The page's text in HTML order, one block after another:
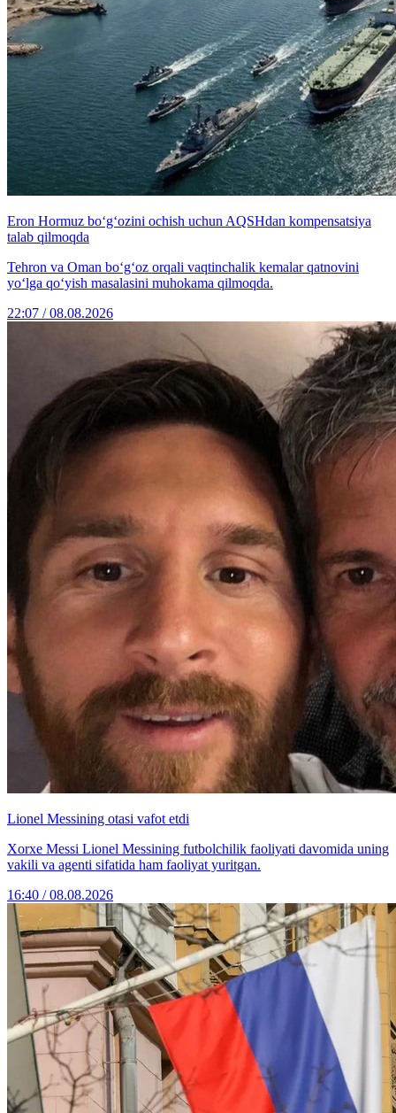
Eron Hormuz bo‘g‘ozini ochish uchun AQSHdan kompensatsiya
talab qilmoqda
Tehron va Oman bo‘g‘oz orqali vaqtinchalik kemalar qatnovini
yo‘lga qo‘yish masalasini muhokama qilmoqda.
22:07 / 08.08.2026
Lionel Messining otasi vafot etdi
Xorxe Messi Lionel Messining futbolchilik faoliyati davomida uning
vakili va agenti sifatida ham faoliyat yuritgan.
16:40 / 08.08.2026